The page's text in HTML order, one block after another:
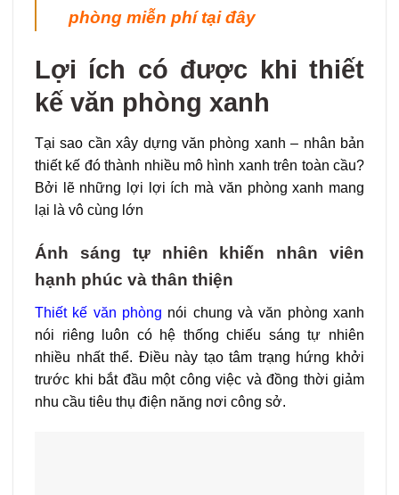
phòng miễn phí tại đây
Lợi ích có được khi thiết
kế văn phòng xanh
Tại sao cần xây dựng văn phòng xanh – nhân bản
thiết kế đó thành nhiều mô hình xanh trên toàn cầu?
Bởi lẽ những lợi lợi ích mà văn phòng xanh mang
lại là vô cùng lớn
Ánh sáng tự nhiên khiến nhân viên
hạnh phúc và thân thiện
Thiết kế văn phòng nói chung và văn phòng xanh
nói riêng luôn có hệ thống chiếu sáng tự nhiên
nhiều nhất thể. Điều này tạo tâm trạng hứng khởi
trước khi bắt đầu một công việc và đồng thời giảm
nhu cầu tiêu thụ điện năng nơi công sở.